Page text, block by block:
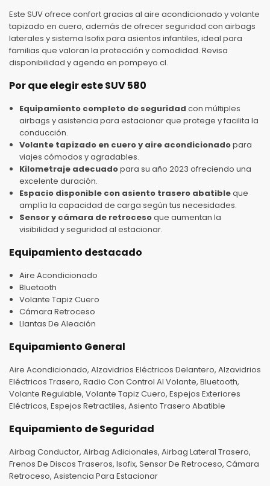
Este SUV ofrece confort gracias al aire acondicionado y volante
tapizado en cuero, además de ofrecer seguridad con airbags
laterales y sistema Isofix para asientos infantiles, ideal para
familias que valoran la protección y comodidad. Revisa
disponibilidad y agenda en pompeyo.cl.
Por que elegir este SUV 580
Equipamiento completo de seguridad con múltiples
airbags y asistencia para estacionar que protege y facilita la
conducción.
Volante tapizado en cuero y aire acondicionadopara
viajes cómodos y agradables.
Kilometraje adecuadopara su año 2023 ofreciendo una
excelente duración.
Espacio disponible con asiento trasero abatibleque
amplía la capacidad de carga según tus necesidades.
Sensor y cámara de retrocesoque aumentan la
visibilidad y seguridad al estacionar.
Equipamiento destacado
Aire Acondicionado
Bluetooth
Volante Tapiz Cuero
Cámara Retroceso
Llantas De Aleación
Equipamiento General
Aire Acondicionado, Alzavidrios Eléctricos Delantero, Alzavidrios
Eléctricos Trasero, Radio Con Control Al Volante, Bluetooth,
Volante Regulable, Volante Tapiz Cuero, Espejos Exteriores
Eléctricos, Espejos Retractiles, Asiento Trasero Abatible
Equipamiento de Seguridad
Airbag Conductor, Airbag Adicionales, Airbag Lateral Trasero,
Frenos De Discos Traseros, Isofix, Sensor De Retroceso, Cámara
Retroceso, Asistencia Para Estacionar